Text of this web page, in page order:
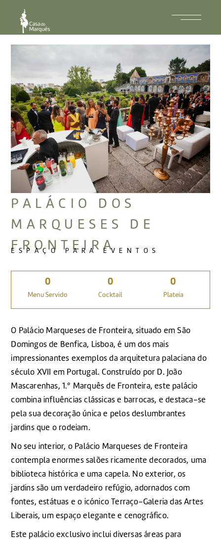
PALÁCIO DOS
MARQUESES DE
FRONTEIRA
ESPAÇO PARA EVENTOS
Menu Servido
0
Cocktail
0
Plateia
0
O Palácio Marqueses de Fronteira, situado em São
Domingos de Benfica, Lisboa, é um dos mais
impressionantes exemplos da arquitetura palaciana do
século XVII em Portugal. Construído por D. João
Mascarenhas, 1.º Marquês de Fronteira, este palácio
combina influências clássicas e barrocas, e destaca-se
pela sua decoração única e pelos deslumbrantes
jardins que o rodeiam.
No seu interior, o Palácio Marqueses de Fronteira
contempla enormes salões ricamente decorados, uma
biblioteca histórica e uma capela. No exterior, os
jardins são um verdadeiro refúgio, adornados com
fontes, estátuas e o icónico Terraço-Galeria das Artes
Liberais, um espaço elegante e cenográfico.
Este palácio exclusivo inclui diversas áreas para